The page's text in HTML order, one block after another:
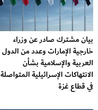
بيان مشترك صادر عن وزراء
خارجية الإمارات وعدد من الدول
العربية والإسلامية بشأن
الانتهاكات الإسرائيلية المتواصلة
في قطاع غزة